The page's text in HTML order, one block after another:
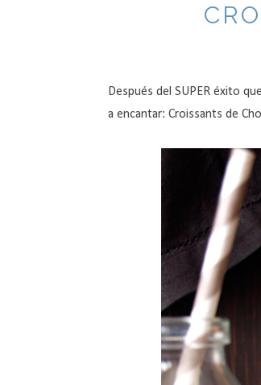
Después del SUPER éxito
a encantar: Croissants de